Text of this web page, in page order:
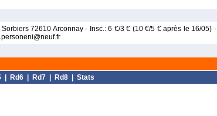
72610 Arconnay - Insc.: 6 €/3 € (10 €/5 € après le 16/05) -
Rd6 Rd7 Rd8 Stats